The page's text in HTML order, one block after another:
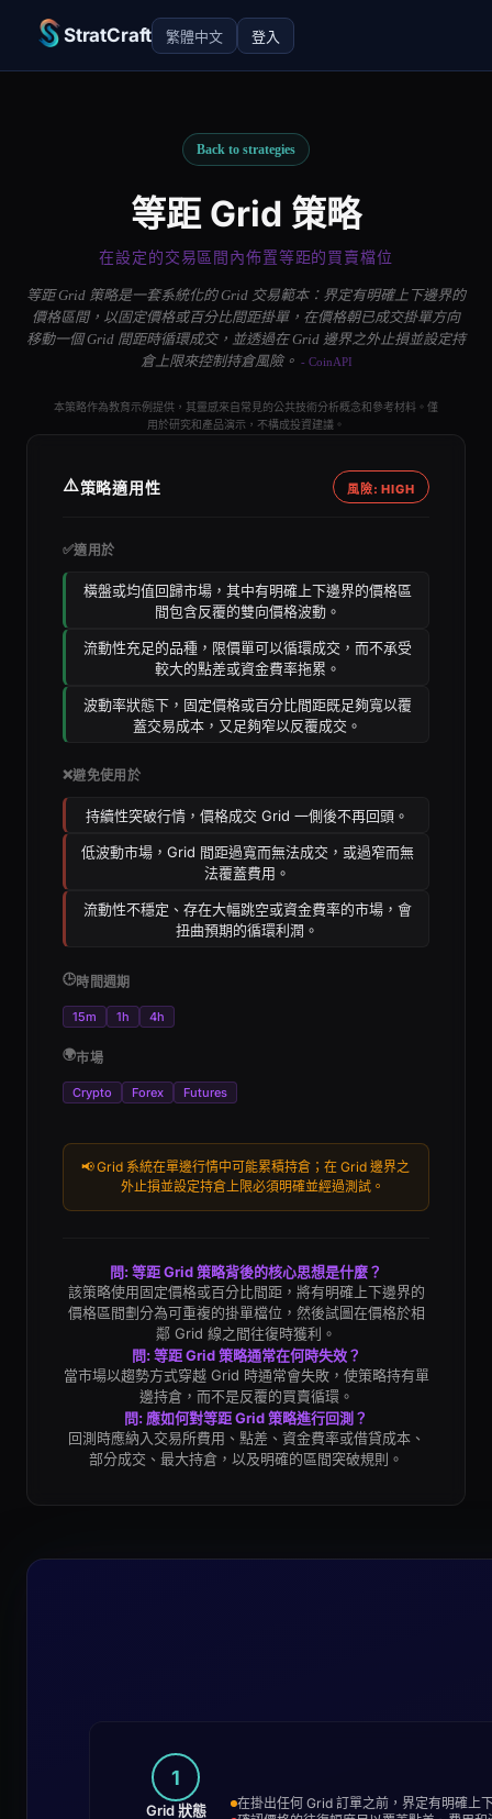
StratCraft 繁體中文 登入
Back to strategies
等距 Grid 策略
在設定的交易區間內佈置等距的買賣檔位
等距 Grid 策略是一套系統化的 Grid 交易範本：界定有明確上下邊界的
價格區間，以固定價格或百分比間距掛單，在價格朝已成交掛單方向
移動一個 Grid 間距時循環成交，並透過在 Grid 邊界之外止損並設定持
倉上限來控制持倉風險。 - CoinAPI
本策略作為教育示例提供，其靈感來自常見的公共技術分析概念和參考材料。僅
用於研究和產品演示，不構成投資建議。
⚠️策略適用性 風險: HIGH
✅適用於
橫盤或均值回歸市場，其中有明確上下邊界的價格區
間包含反覆的雙向價格波動。
流動性充足的品種，限價單可以循環成交，而不承受
較大的點差或資金費率拖累。
波動率狀態下，固定價格或百分比間距既足夠寬以覆
蓋交易成本，又足夠窄以反覆成交。
❌避免使用於
持續性突破行情，價格成交 Grid 一側後不再回頭。
低波動市場，Grid 間距過寬而無法成交，或過窄而無
法覆蓋費用。
流動性不穩定、存在大幅跳空或資金費率的市場，會
扭曲預期的循環利潤。
🕒時間週期
15m 1h 4h
🌍市場
Crypto Forex Futures
📢Grid 系統在單邊行情中可能累積持倉；在 Grid 邊界之
外止損並設定持倉上限必須明確並經過測試。
問: 等距 Grid 策略背後的核心思想是什麼？
該策略使用固定價格或百分比間距，將有明確上下邊界的
價格區間劃分為可重複的掛單檔位，然後試圖在價格於相
鄰 Grid 線之間往復時獲利。
問: 等距 Grid 策略通常在何時失效？
當市場以趨勢方式穿越 Grid 時通常會失敗，使策略持有單
邊持倉，而不是反覆的買賣循環。
問: 應如何對等距 Grid 策略進行回測？
回測時應納入交易所費用、點差、資金費率或借貸成本、
部分成交、最大持倉，以及明確的區間突破規則。
1
Grid 狀態
在掛出任何 Grid 訂單之前，界定有明確上